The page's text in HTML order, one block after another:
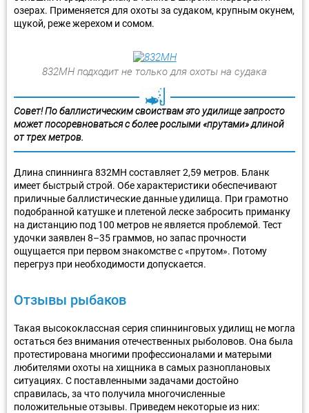
озерах. Применяется для охоты за судаком, крупным окунем,
щукой, реже жерехом и сомом.
832МН подходит не только для охоты на судака
Совет! По баллистическим свойствам это удилище запросто
может посоревноваться с более рослыми «прутами» длиной
от трех метров.
Длина спиннинга 832МН составляет 2,59 метров. Бланк
имеет быстрый строй. Обе характеристики обеспечивают
приличные баллистические данные удилища. При грамотно
подобранной катушке и плетеной леске забросить приманку
на дистанцию под 100 метров не является проблемой. Тест
удочки заявлен 8–35 граммов, но запас прочности
ощущается при первом знакомстве с «прутом». Потому
перегруз при необходимости допускается.
Отзывы рыбаков
Такая высококлассная серия спиннинговых удилищ не могла
остаться без внимания отечественных рыболовов. Она была
протестирована многими профессионалами и матерыми
любителями охоты на хищника в самых разноплановых
ситуациях. С поставленными задачами достойно
справилась, за что получила многочисленные
положительные отзывы. Приведем некоторые из них: